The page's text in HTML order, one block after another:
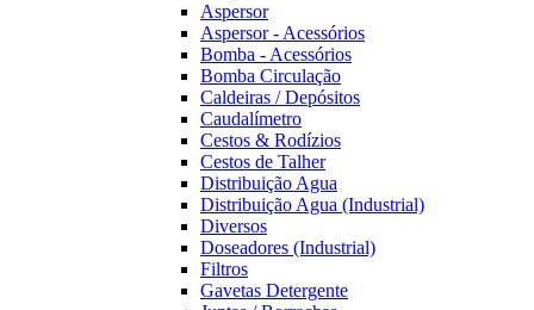
Aspersor
Aspersor - Acessórios
Bomba - Acessórios
Bomba Circulação
Caldeiras / Depósitos
Caudalímetro
Cestos & Rodízios
Cestos de Talher
Distribuição Agua
Distribuição Agua (Industrial)
Diversos
Doseadores (Industrial)
Filtros
Gavetas Detergente